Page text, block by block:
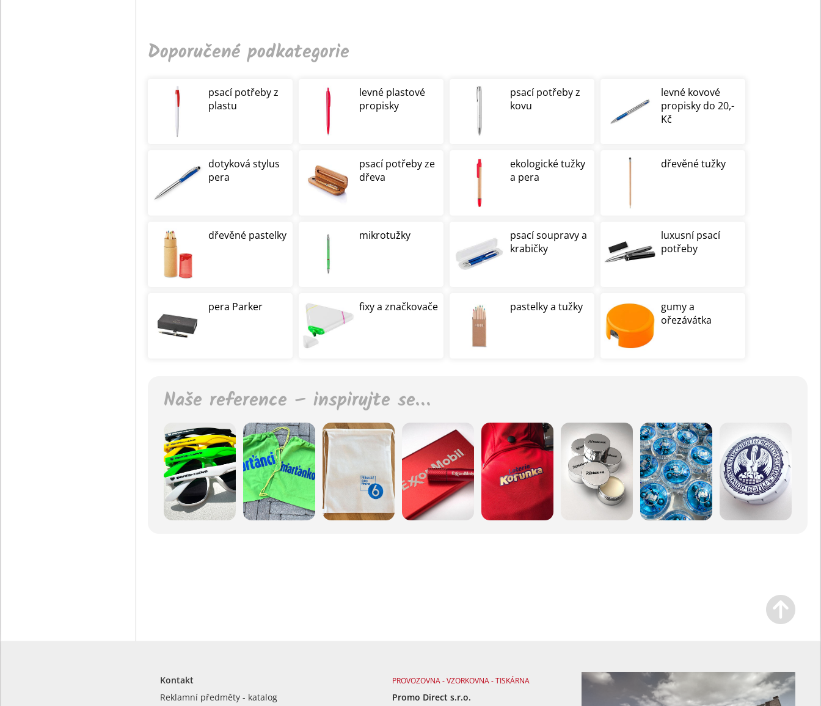
Doporučené podkategorie
psací potřeby z
plastu
levné plastové
propisky
psací potřeby z
kovu
levné kovové
propisky do 20,-
Kč
dotyková stylus
pera
psací potřeby ze
dřeva
ekologické tužky
a pera
dřevěné tužky
dřevěné pastelky mikrotužky
psací soupravy a
krabičky
luxusní psací
potřeby
pera Parker fixy a značkovače pastelky a tužky
gumy a
ořezávátka
Naše reference – inspirujte se…
Kontakt
Reklamní předměty - katalog
PROVOZOVNA - VZORKOVNA - TISKÁRNA
Promo Direct s.r.o.